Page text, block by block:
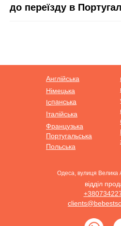
до переїзду в
відділ
Німецька
Англійська
Іспанська
Італійська
Французька
Португальська
Польська
Одеса, вулиця Велика